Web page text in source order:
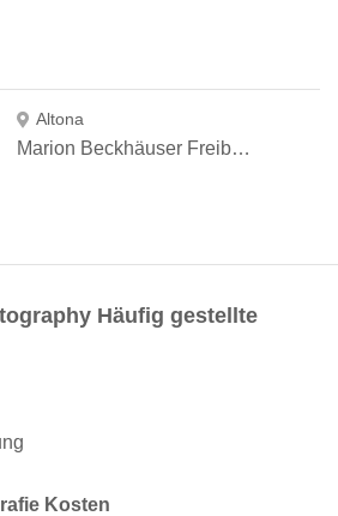
Altona
Marion Beckhäuser Freiberufliche Fotografin
Häufig gestellte
Kosten